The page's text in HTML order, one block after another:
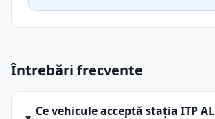
Întrebări frecvente
Ce vehicule acceptă stația ITP